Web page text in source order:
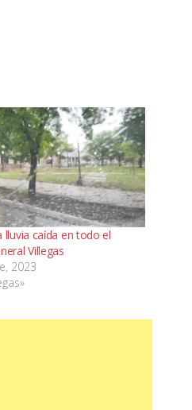
lluvia caída en todo el
Villegas
2023